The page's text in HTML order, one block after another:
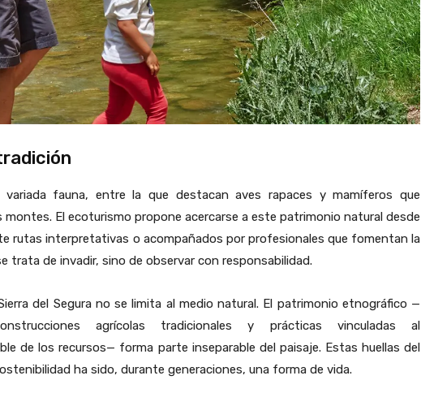
variada fauna, entre la que destacan aves rapaces y mamíferos que
El ecoturismo propone acercarse a este patrimonio natural desde
rutas interpretativas o acompañados por profesionales que fomentan la
trata de invadir, sino de observar con responsabilidad.
del Segura no se limita al medio natural. El patrimonio etnográfico —
agrícolas tradicionales y prácticas vinculadas al
de los recursos— forma parte inseparable del paisaje. Estas huellas del
ha sido, durante generaciones, una forma de vida.